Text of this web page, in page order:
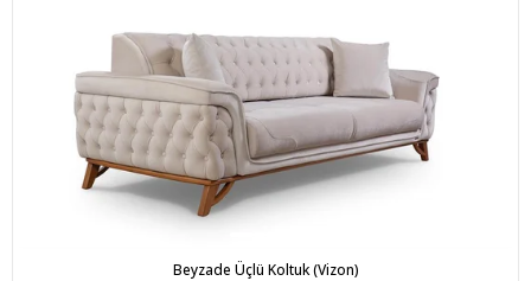
Beyzade Üçlü Koltuk (Vizon)